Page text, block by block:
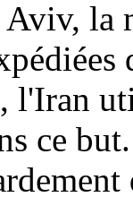
Aviv,
l'Iran
ce